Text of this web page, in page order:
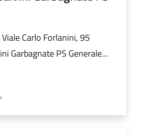
Viale Carlo Forlanini, 95
Garbagnate PS Generale...